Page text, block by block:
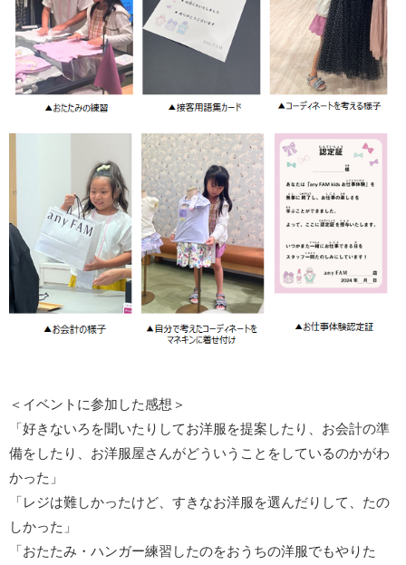
＜イベントに参加した感想＞
「好きないろを聞いたりしてお洋服を提案したり、お会計の準
備をしたり、お洋服屋さんがどういうことをしているのかがわ
かった」
「レジは難しかったけど、すきなお洋服を選んだりして、たの
しかった」
「おたたみ・ハンガー練習したのをおうちの洋服でもやりた